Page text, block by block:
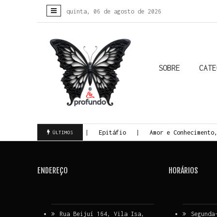
quinta, 06 de agosto de 2026
SOBRE
ÚLTIMOS
da Morte Consciente Epitáfio Amor e
ENDEREÇO
Rua Beijuí 164, Vila Isa,
HORÁRIOS